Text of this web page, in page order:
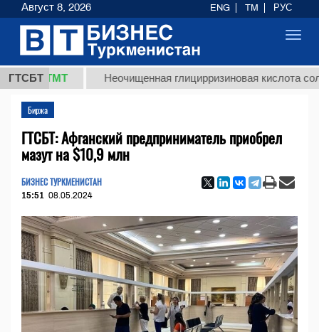
ГТСБТ
ТМТ Неочищенная глицирризиновая кислота
Биржа
ГТСБТ: Афганский предприниматель приобрел
мазут на $10,9 млн
БИЗНЕС ТУРКМЕНИСТАН
15:51 08.05.2024
Август 8, 2026 ENG TM РУС